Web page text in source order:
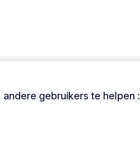
gebruikers te helpen :